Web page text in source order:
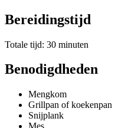
Bereidingstijd
Totale tijd: 30 minuten
Benodigdheden
Mengkom
Grillpan of koekenpan
Snijplank